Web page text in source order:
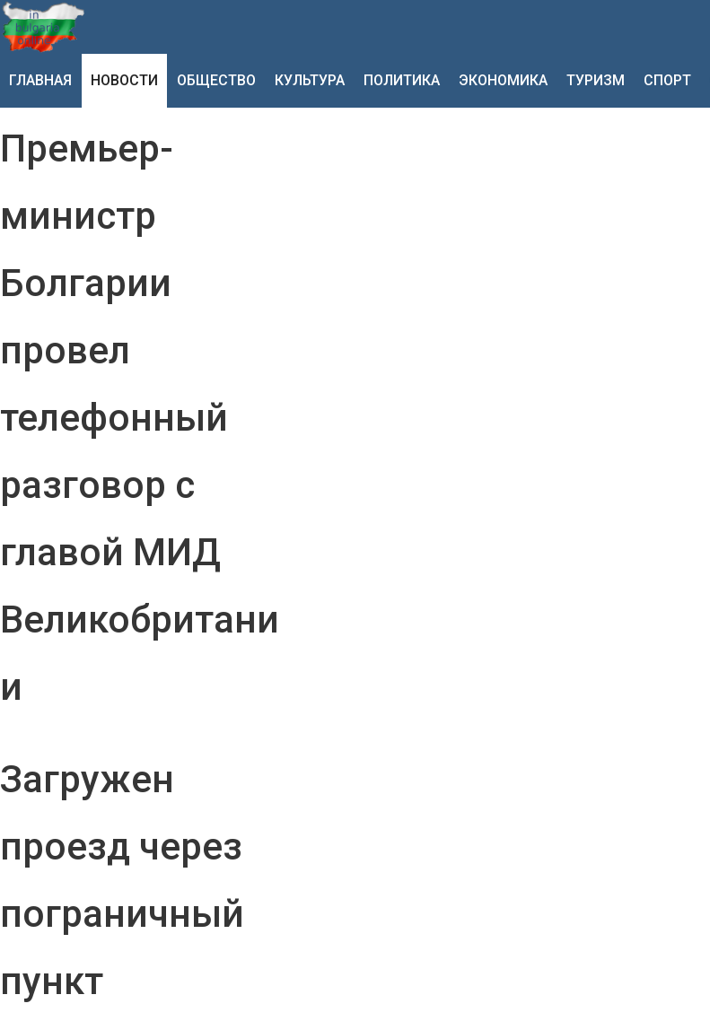
ГЛАВНАЯ НОВОСТИ ОБЩЕСТВО КУЛЬТУРА ПОЛИТИКА ЭКОНОМИКА ТУРИЗМ СПОРТ
Премьер-
министр
Болгарии
провел
телефонный
разговор с
главой МИД
Великобритани
и
Загружен
проезд через
пограничный
пункт